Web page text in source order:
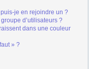
je en rejoindre un ?
d’utilisateurs ?
dans une couleur
» ?